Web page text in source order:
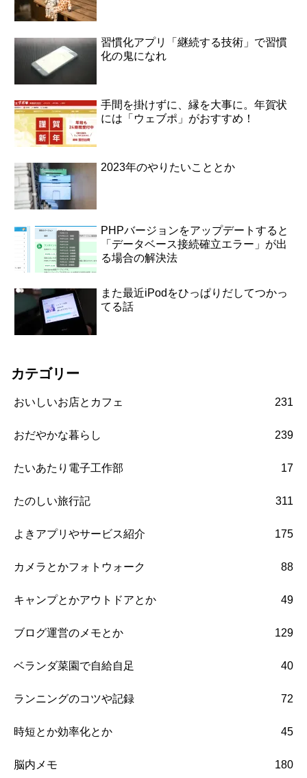
習慣化アプリ「継続する技術」で習慣
化の鬼になれ
手間を掛けずに、縁を大事に。年賀状
には「ウェブポ」がおすすめ！
2023年のやりたいこととか
PHPバージョンをアップデートすると
「データベース接続確立エラー」が出
る場合の解決法
また最近iPodをひっぱりだしてつかっ
てる話
カテゴリー
おいしいお店とカフェ 231
おだやかな暮らし 239
たいあたり電子工作部 17
たのしい旅行記 311
よきアプリやサービス紹介 175
カメラとかフォトウォーク 88
キャンプとかアウトドアとか 49
ブログ運営のメモとか 129
ベランダ菜園で自給自足 40
ランニングのコツや記録 72
時短とか効率化とか 45
脳内メモ 180